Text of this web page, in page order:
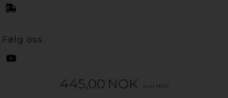
445,00 NOK (inkl. MVA)
Følg oss